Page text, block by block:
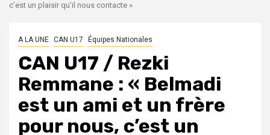
c’est un plaisir qu’il nous contacte »
A LA UNE CAN U17 Équipes Nationales
CAN U17 / Rezki
Remmane : « Belmadi
est un ami et un frère
pour nous, c’est un